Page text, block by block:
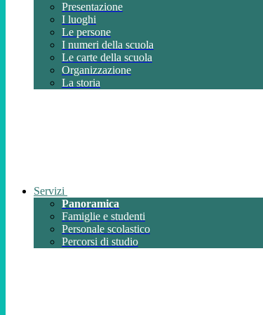
Presentazione
I luoghi
Le persone
I numeri della scuola
Le carte della scuola
Organizzazione
La storia
Servizi
Panoramica
Famiglie e studenti
Personale scolastico
Percorsi di studio